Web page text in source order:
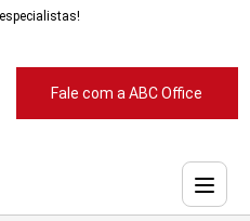
Fale com a ABC Office